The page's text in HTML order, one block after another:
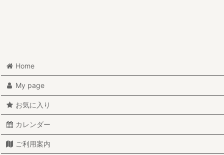
Home
My page
お気に入り
カレンダー
ご利用案内